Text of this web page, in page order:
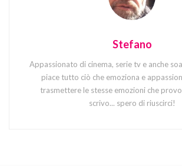
Stefano
Appassionato di cinema, serie tv e anche
piace tutto ciò che emoziona e
trasmettere le stesse emozioni che
scrivo... spero di riuscirci!